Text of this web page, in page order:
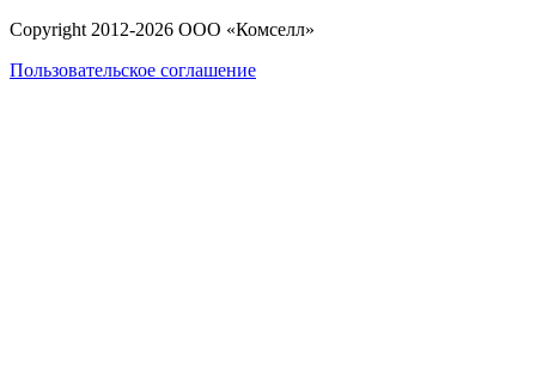
Copyright 2012-2026 ООО «Комселл»
Пользовательское соглашение